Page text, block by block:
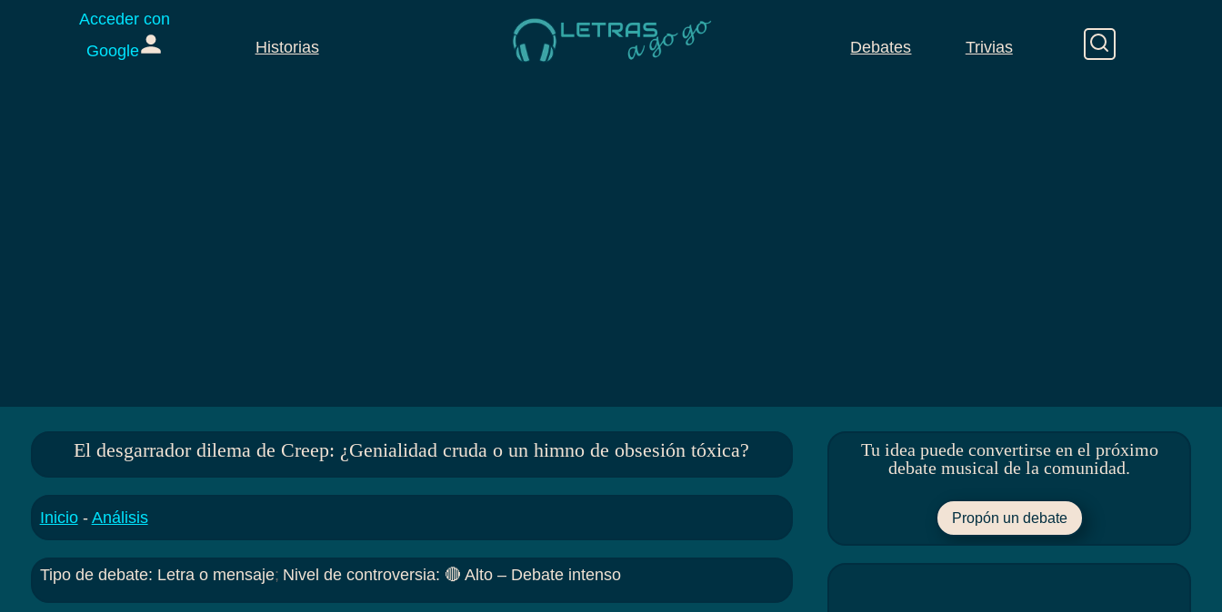
Acceder con
Google
Historias Debates Trivias
El desgarrador dilema de Creep: ¿Genialidad cruda o un himno de obsesión tóxica?
Inicio- Análisis
Tipo de debate: Letra o mensaje; Nivel de controversia: 🔴 Alto – Debate intenso
Tu idea puede convertirse en el próximo
debate musical de la comunidad.
Propón un debate